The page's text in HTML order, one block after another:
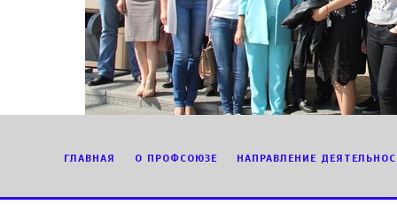
ГЛАВНАЯ О ПРОФСОЮЗЕ НАПРАВЛЕНИЕ